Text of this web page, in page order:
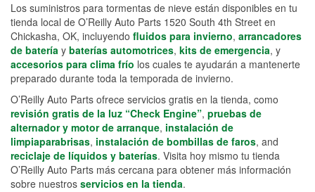
Los suministros para tormentas de nieve están disponibles en tu
tienda local de O’Reilly Auto Parts 1520 South 4th Street en
Chickasha, OK, incluyendo fluidos para invierno, arrancadores
de batería y baterías automotrices, kits de emergencia, y
accesorios para clima frío los cuales te ayudarán a mantenerte
preparado durante toda la temporada de invierno.
O’Reilly Auto Parts ofrece servicios gratis en la tienda, como
revisión gratis de la luz “Check Engine”, pruebas de
alternador y motor de arranque, instalación de
limpiaparabrisas, instalación de bombillas de faros, and
reciclaje de líquidos y baterías. Visita hoy mismo tu tienda
O’Reilly Auto Parts más cercana para obtener más información
sobre nuestros servicios en la tienda.